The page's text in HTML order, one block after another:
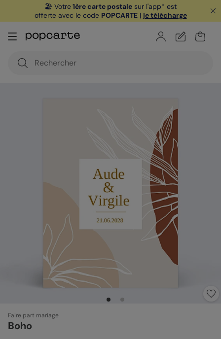
🏖️ Votre1ère carte postale sur l'app* est
offerte avec le code POPCARTE| je télécharge
Faire part mariage
Boho